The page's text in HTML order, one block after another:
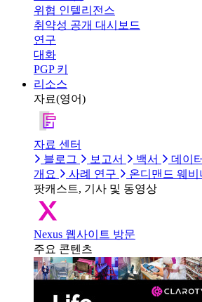
위협 인텔리전스
취약성 공개 대시보드
연구
대화
PGP 키
리소스
자료(영어)
자료 센터
블로그
보고서 백서
데이
개요
사례 연구 온디맨드 웨비
팟캐스트, 기사 및 동영상
Nexus 웹사이트 방문
주요 콘텐츠